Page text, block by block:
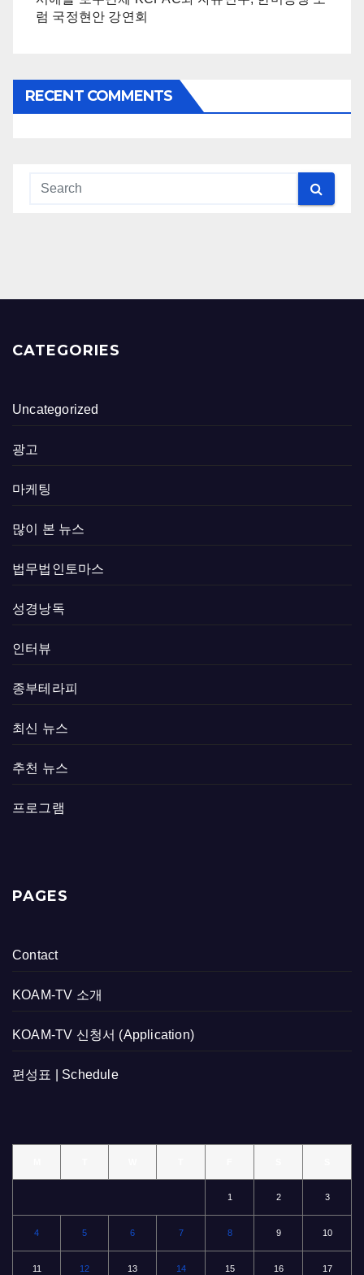
럼 국정현안 강연회
RECENT COMMENTS
CATEGORIES
Uncategorized
광고
마케팅
많이 본 뉴스
법무법인토마스
성경낭독
인터뷰
종부테라피
최신 뉴스
추천 뉴스
프로그램
PAGES
Contact
KOAM-TV 소개
KOAM-TV 신청서 (Application)
편성표 | Schedule
1 2 3
4 5 6 7 8 9 10
11 12 13 14 15 16 17